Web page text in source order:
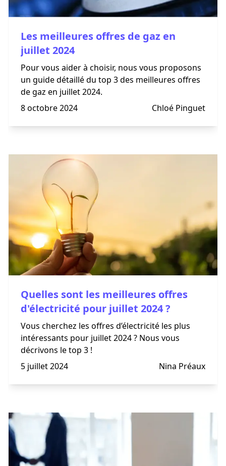
Les meilleures offres de gaz en
juillet 2024
Pour vous aider à choisir, nous vous proposons
un guide détaillé du top 3 des meilleures offres
de gaz en juillet 2024.
8 octobre 2024
Chloé Pinguet
Quelles sont les meilleures offres
d'électricité pour juillet 2024 ?
Vous cherchez les offres d’électricité les plus
intéressants pour juillet 2024 ? Nous vous
décrivons le top 3 !
5 juillet 2024
Nina Préaux